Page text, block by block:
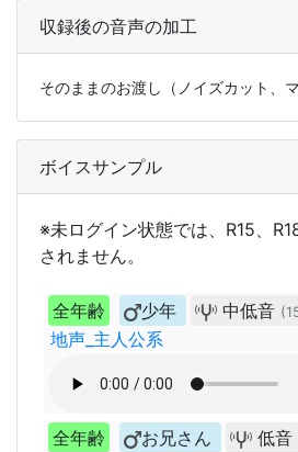
収録後の音声の加工
そのままのお渡し（ノイズカット、
ボイスサンプル
※未ログイン状態では、R15、
されません。
全年齢 少年 中低音
地声_主人公系
全年齢 お兄さん 低音